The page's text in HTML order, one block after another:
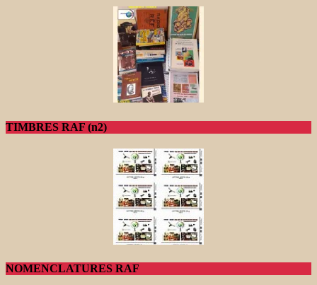
TIMBRES RAF (n2)
NOMENCLATURES RAF